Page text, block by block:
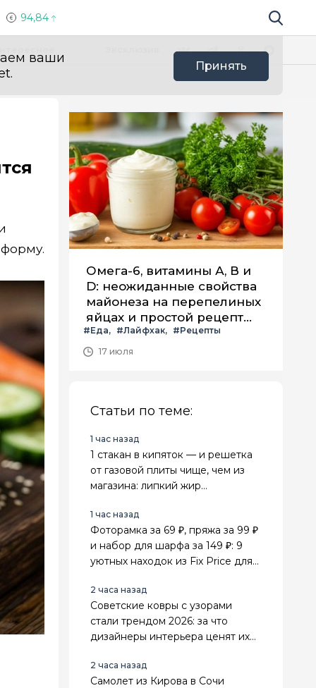
94,84 Поиск по
ваши
Принять
Омега-6, витамины А, В и
D: неожиданные свойства
майонеза на перепелиных
яйцах и простой рецепт
летнего салата с ним
#Еда #Лайфхак
#Рецепты
17 июля
Статьи по теме:
1 час назад
1 стакан в кипяток — и решетка
от газовой плиты чище, чем из
магазина: липкий жир
1 час назад
Фоторамка за 69 ₽, пряжа за 99 ₽
и набор для шарфа за 149 ₽: 9
уютных находок из Fix Price для
2 часа назад
Советские ковры с узорами
стали трендом 2026: за что
дизайнеры интерьера ценят их
2 часа назад
Самолет из Кирова в Сочи